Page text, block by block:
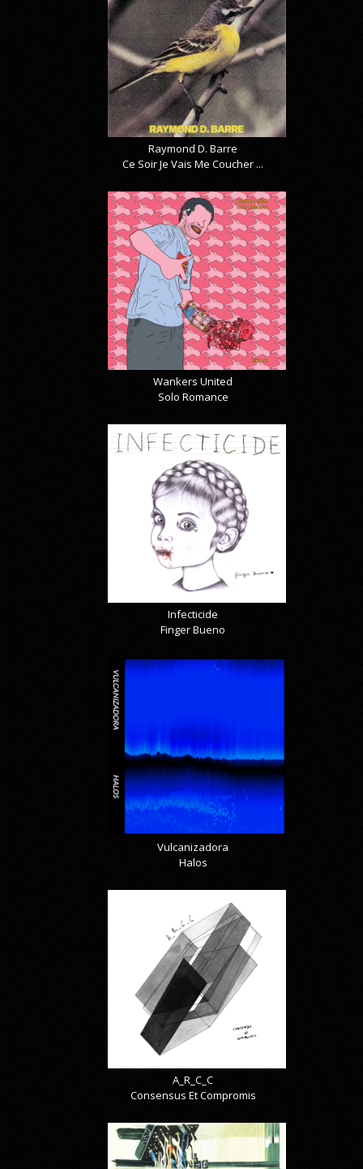
Raymond D. Barre
Ce Soir Je Vais Me Coucher ...
Wankers United
Solo Romance
Infecticide
Finger Bueno
Vulcanizadora
Halos
A_R_C_C
Consensus Et Compromis